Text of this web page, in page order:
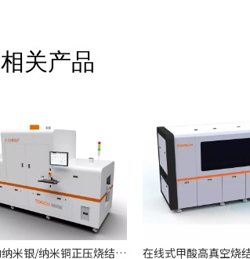
相关产品
全自动纳米银/纳米铜正压烧结炉——X-SIN350